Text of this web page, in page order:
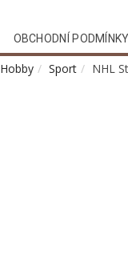
OBCHODNÍ PODMÍNKY
Hobby Sport NHL